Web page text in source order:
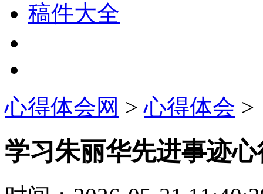
稿件大全
心得体会网 >心得体会 >
学习朱丽华先进事迹